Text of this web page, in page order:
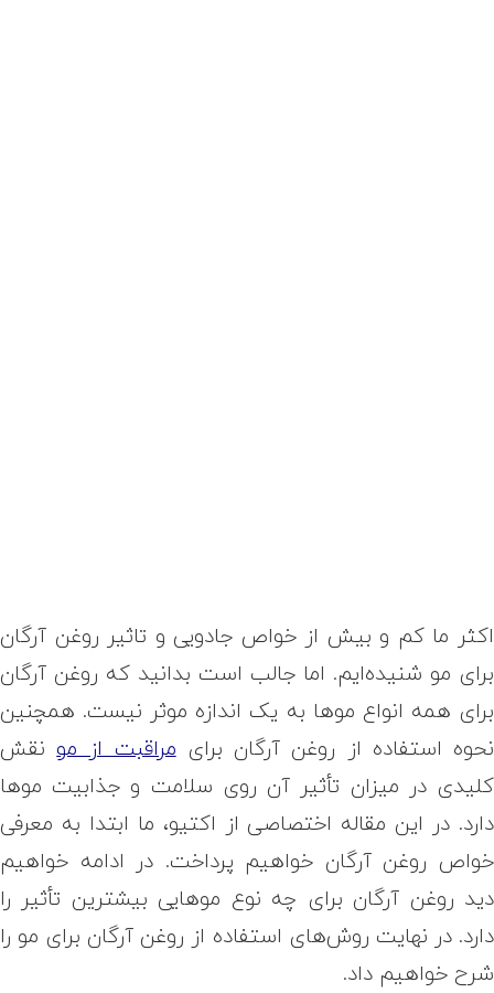
اکثر ما کم و بیش از خواص جادویی و تاثیر روغن آرگان
برای مو شنیده‌ایم. اما جالب است بدانید که روغن آرگان
برای همه انواع موها به یک اندازه موثر نیست. همچنین
نحوه استفاده از روغن آرگان برایمراقبت از مونقش
کلیدی در میزان تأثیر آن روی سلامت و جذابیت موها
دارد. در این مقاله اختصاصی از اکتیو، ما ابتدا به معرفی
خواص روغن آرگان خواهیم پرداخت. در ادامه خواهیم
دید روغن آرگان برای چه نوع موهایی بیشترین تأثیر را
دارد. در نهایت روش‌های استفاده از روغن آرگان برای مو را
شرح خواهیم داد.